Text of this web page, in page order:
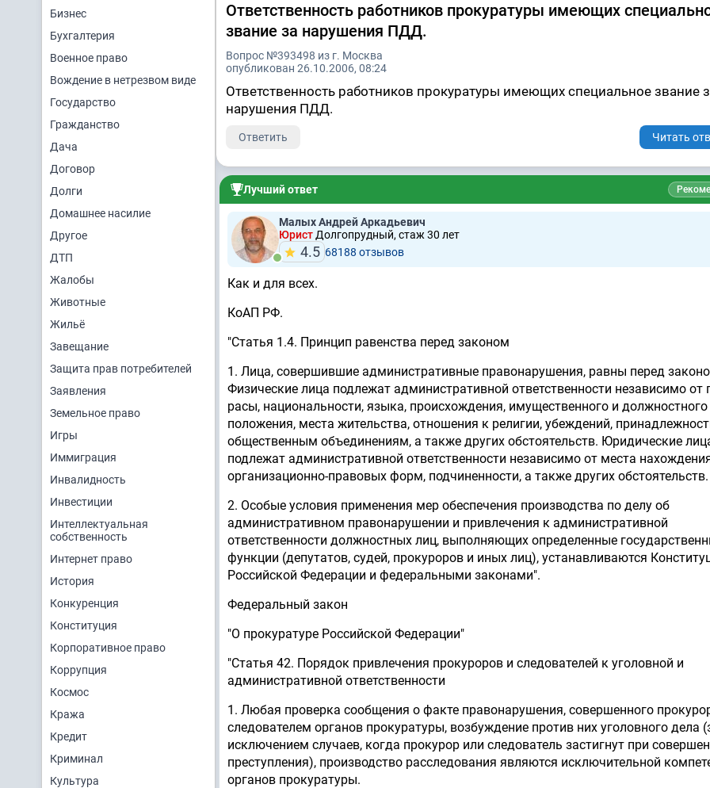
Бизнес
Бухгалтерия
Военное право
Вождение в нетрезвом виде
Государство
Гражданство
Дача
Договор
Долги
Домашнее насилие
Другое
ДТП
Жалобы
Животные
Жильё
Завещание
Защита прав потребителей
Заявления
Земельное право
Игры
Иммиграция
Инвалидность
Инвестиции
Интеллектуальная
собственность
Интернет право
История
Конкуренция
Конституция
Корпоративное право
Коррупция
Космос
Кража
Кредит
Криминал
Культура
Ответственность работников прокуратуры имеющих
звание за нарушения ПДД.
Вопрос №393498 из г. Москва
опубликован 26.10.2006, 08:24
Ответственность работников прокуратуры имеющих специальное звание
нарушения ПДД.
Ответить Читать
Лучший ответ
Малых Андрей Аркадьевич
Юрист Долгопрудный, стаж 30 лет
4.5 68188 отзывов
Как и для всех.
КоАП РФ.
"Статья 1.4. Принцип равенства перед законом
1. Лица, совершившие административные правонарушения, равны перед
Физические лица подлежат административной ответственности независимо от
расы, национальности, языка, происхождения, имущественного и должностного
положения, места жительства, отношения к религии, убеждений,
общественным объединениям, а также других обстоятельств. Юридические
подлежат административной ответственности независимо от места
организационно-правовых форм, подчиненности, а также других обстоятельств.
2. Особые условия применения мер обеспечения производства по делу об
административном правонарушении и привлечения к административной
ответственности должностных лиц, выполняющих определенные
функции (депутатов, судей, прокуроров и иных лиц), устанавливаются
Российской Федерации и федеральными законами".
Федеральный закон
"О прокуратуре Российской Федерации"
"Статья 42. Порядок привлечения прокуроров и следователей к уголовной и
административной ответственности
1. Любая проверка сообщения о факте правонарушения, совершенного
следователем органов прокуратуры, возбуждение против них уголовного дела
исключением случаев, когда прокурор или следователь застигнут при
преступления), производство расследования являются исключительной
органов прокуратуры.